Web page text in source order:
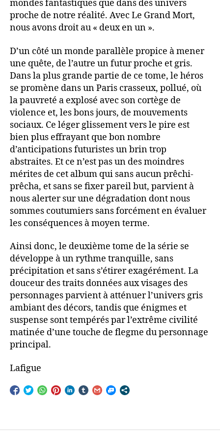
mondes fantastiques que dans des univers
proche de notre réalité. Avec Le Grand Mort,
nous avons droit au « deux en un ».
D’un côté un monde parallèle propice à mener
une quête, de l’autre un futur proche et gris.
Dans la plus grande partie de ce tome, le héros
se promène dans un Paris crasseux, pollué, où
la pauvreté a explosé avec son cortège de
violence et, les bons jours, de mouvements
sociaux. Ce léger glissement vers le pire est
bien plus effrayant que bon nombre
d’anticipations futuristes un brin trop
abstraites. Et ce n’est pas un des moindres
mérites de cet album qui sans aucun prêchi-
prêcha, et sans se fixer pareil but, parvient à
nous alerter sur une dégradation dont nous
sommes coutumiers sans forcément en évaluer
les conséquences à moyen terme.
Ainsi donc, le deuxième tome de la série se
développe à un rythme tranquille, sans
précipitation et sans s’étirer exagérément. La
douceur des traits données aux visages des
personnages parvient à atténuer l’univers gris
ambiant des décors, tandis que énigmes et
suspense sont tempérés par l’extrême civilité
matinée d’une touche de flegme du personnage
principal.
Lafigue